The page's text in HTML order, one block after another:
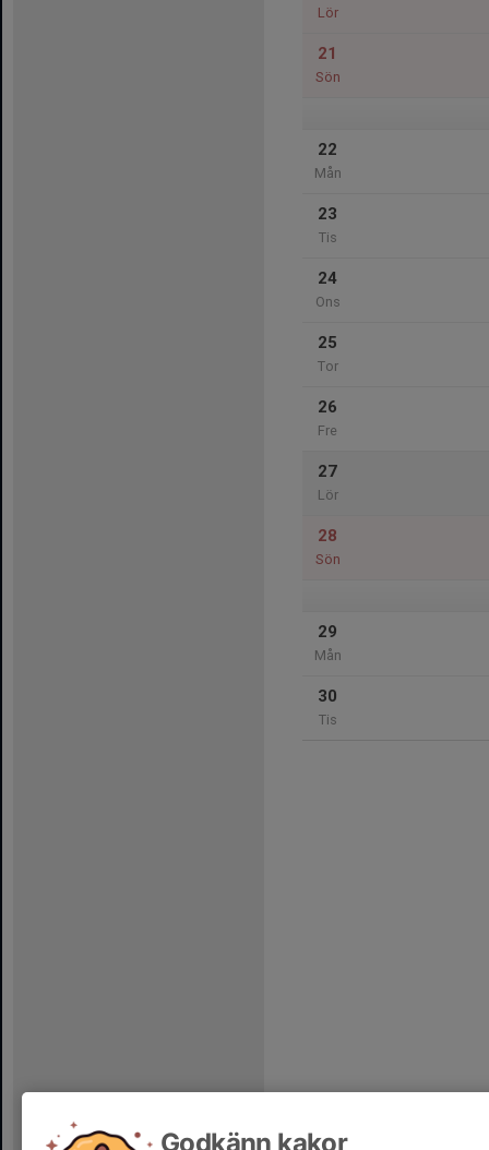
Lör
21
Sön
22
Mån
23
Tis
24
Ons
25
Tor
26
Fre
27
Lör
28
Sön
29
Mån
30
Tis
Godkänn kakor